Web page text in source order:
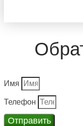
Имя
Телефон
Отправить